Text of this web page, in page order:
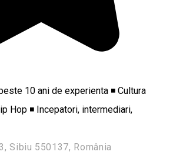
10 ani de experienta ◾ Cultura
Hop ◾ Incepatori, intermediari,
Sibiu 550137, România